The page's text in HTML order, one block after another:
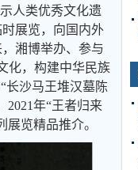
人类优秀文化遗
展览，向国内外
湘博举办、参与
化，构建中华民族
长沙马王堆汉墓陈
2021年“王者归来
览精品推介。